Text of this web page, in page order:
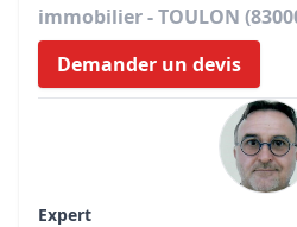
immobilier - TOULON
Demander un devis
Expert